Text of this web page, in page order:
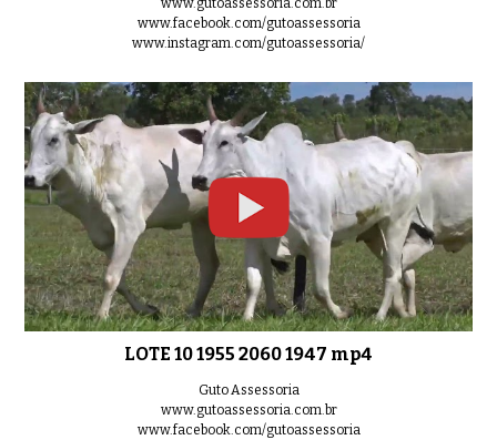
0:31 LOTE 29 4892 3507 4841 4215 mp4
0:40 LOTE 30 2734 3131 9752 4734 mp4
LOTE 31 2045 3153 4146 2827 mp4
www.gutoassessoria.com.br
www.facebook.com/gutoassessoria
www.instagram.com/gutoassessoria/
LOTE 10 1955 2060 1947 mp4
Guto Assessoria
www.gutoassessoria.com.br
www.facebook.com/gutoassessoria